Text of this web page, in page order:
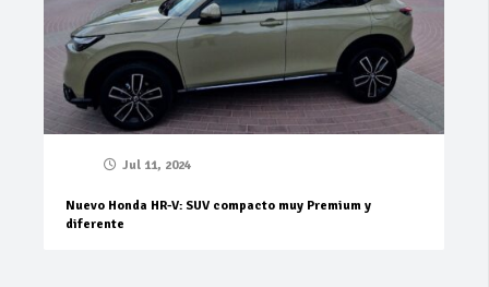
Jul 11, 2024
Nuevo Honda HR-V: SUV compacto muy Premium y
diferente